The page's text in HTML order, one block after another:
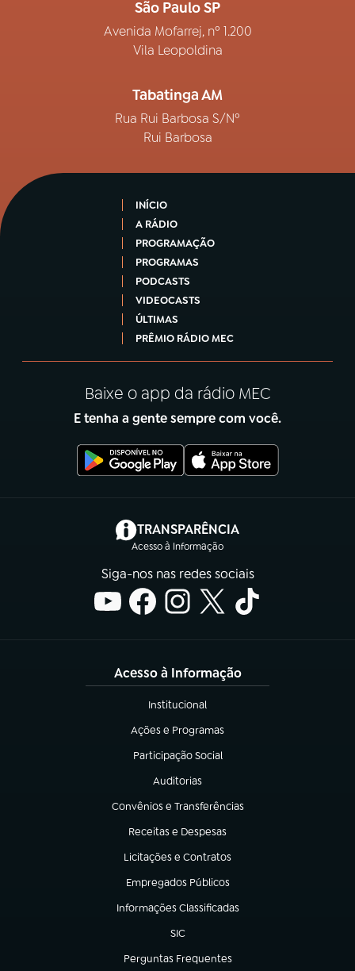
São Paulo SP
Avenida Mofarrej, nº 1.200
Vila Leopoldina
Tabatinga AM
Rua Rui Barbosa S/Nº
Rui Barbosa
INÍCIO
A RÁDIO
PROGRAMAÇÃO
PROGRAMAS
PODCASTS
VIDEOCASTS
ÚLTIMAS
PRÊMIO RÁDIO MEC
Baixe o app da rádio MEC
E tenha a gente sempre com você.
TRANSPARÊNCIA
Acesso à Informação
(abre em nova aba)
Siga-nos nas redes sociais
Acesso à Informação
Institucional
(abre em nova aba)
Ações e Programas
(abre em nova aba)
Participação Social
(abre em nova aba)
Auditorias
(abre em nova aba)
Convênios e Transferências
(abre em nova aba)
Receitas e Despesas
(abre em nova aba)
Licitações e Contratos
(abre em nova aba)
Empregados Públicos
(abre em nova aba)
Informações Classificadas
(abre em nova aba)
SIC
(abre em nova aba)
Perguntas Frequentes
(abre em nova aba)